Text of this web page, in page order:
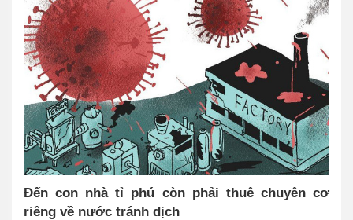
Đến con nhà tỉ phú còn phải thuê chuyên cơ
riêng về nước tránh dịch